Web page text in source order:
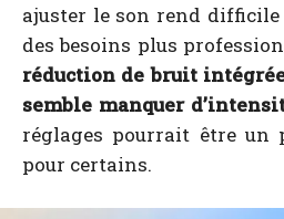
ajuster le son rend
des besoins plus
réduction de bruit
semble manquer
réglages pourrait être un
pour certains.